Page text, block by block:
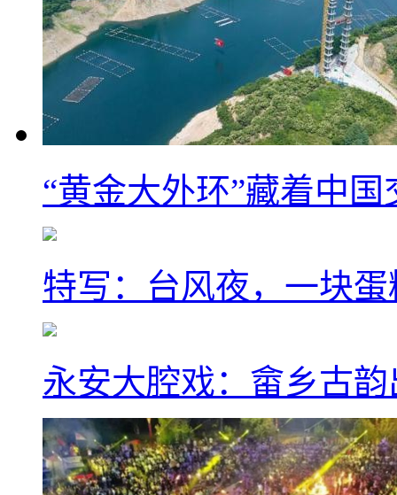
“黄金大外环”藏着中
特写：台风夜，一块
永安大腔戏：畲乡古